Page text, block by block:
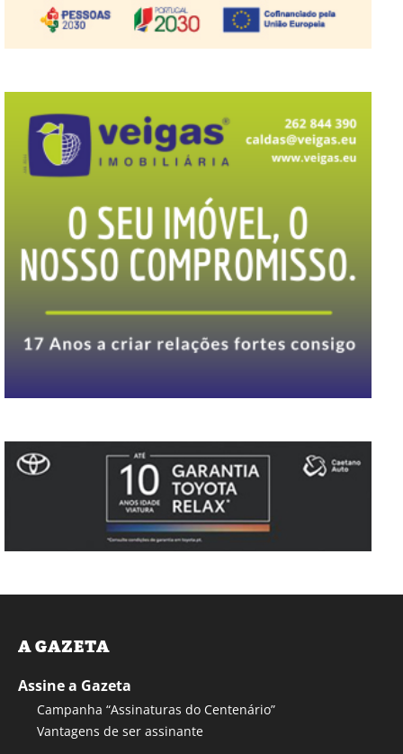
A GAZETA
Assine a Gazeta
Campanha “Assinaturas do Centenário”
Vantagens de ser assinante